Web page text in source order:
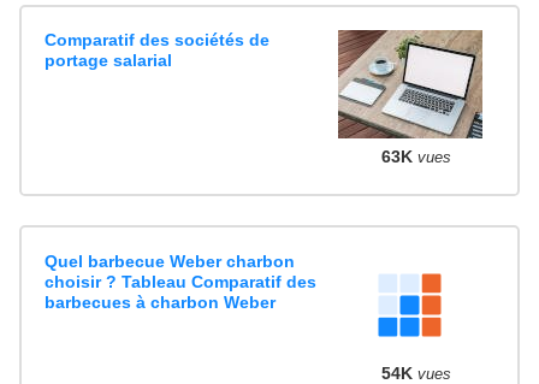
Comparatif des sociétés de
portage salarial
63K vues
Quel barbecue Weber charbon
choisir ? Tableau Comparatif des
barbecues à charbon Weber
54K vues